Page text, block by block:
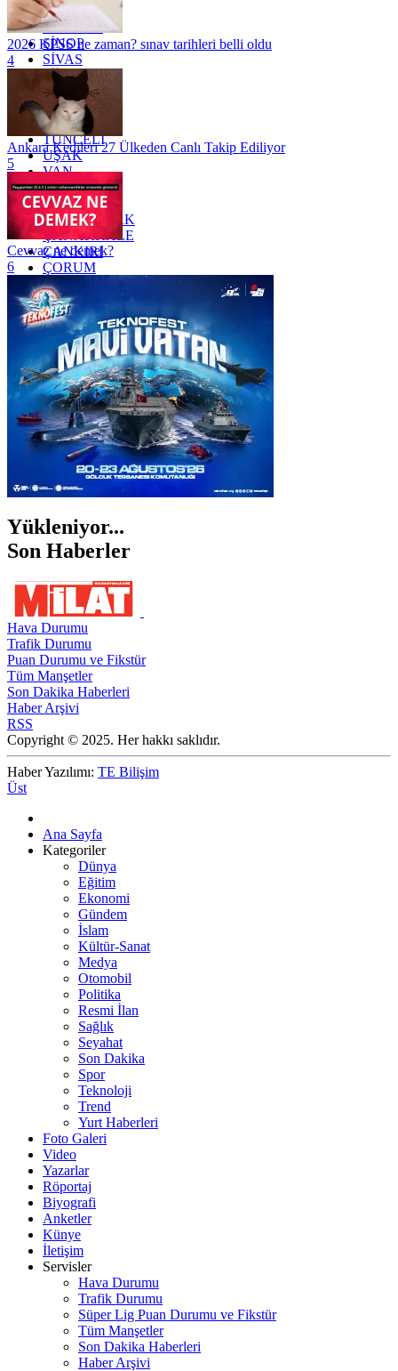
SAKARYA
SAMSUN
SİNOP
SİVAS
SİİRT
TEKİRDAĞ
TOKAT
TRABZON
TUNCELİ
UŞAK
VAN
YALOVA
YOZGAT
ZONGULDAK
ÇANAKKALE
ÇANKIRI
ÇORUM
İSTANBUL
İZMİR
ŞANLIURFA
ŞIRNAK
2026 KPSS ne zaman? sınav tarihleri belli oldu
4
Ankara Kedileri 27 Ülkeden Canlı Takip Ediliyor
5
Cevvaz ne demek?
6
Yükleniyor...
Son Haberler
Hava Durumu
Trafik Durumu
Puan Durumu ve Fikstür
Tüm Manşetler
Son Dakika Haberleri
Haber Arşivi
RSS
Copyright © 2025. Her hakkı saklıdır.
Haber Yazılımı: TE Bilişim
Üst
Ana Sayfa
Kategoriler
Dünya
Eğitim
Ekonomi
Gündem
İslam
Kültür-Sanat
Medya
Otomobil
Politika
Resmi İlan
Sağlık
Seyahat
Son Dakika
Spor
Teknoloji
Trend
Yurt Haberleri
Foto Galeri
Video
Yazarlar
Röportaj
Biyografi
Anketler
Künye
İletişim
Servisler
Hava Durumu
Trafik Durumu
Süper Lig Puan Durumu ve Fikstür
Tüm Manşetler
Son Dakika Haberleri
Haber Arşivi